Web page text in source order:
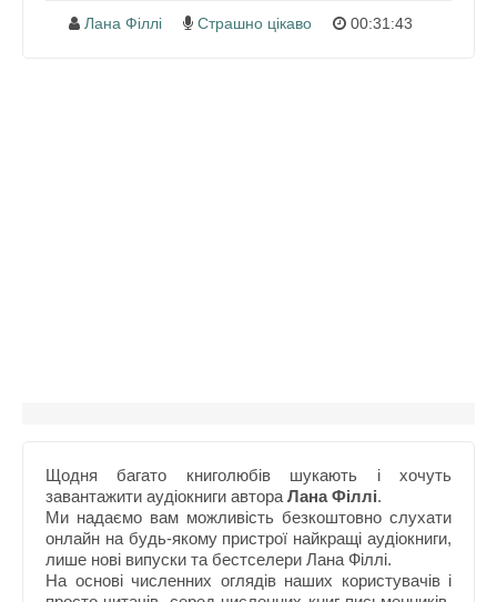
Лана Філлі Страшно цікаво 00:31:43
Щодня багато книголюбів шукають і хочуть
завантажити аудіокниги автора Лана Філлі.
Ми надаємо вам можливість безкоштовно слухати
онлайн на будь-якому пристрої найкращі аудіокниги,
лише нові випуски та бестселери Лана Філлі.
На основі численних оглядів наших користувачів і